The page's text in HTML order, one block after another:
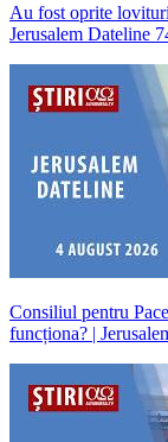
Au fost oprite
Jerusalem Dateline
Consiliul pentru
funcționa? |